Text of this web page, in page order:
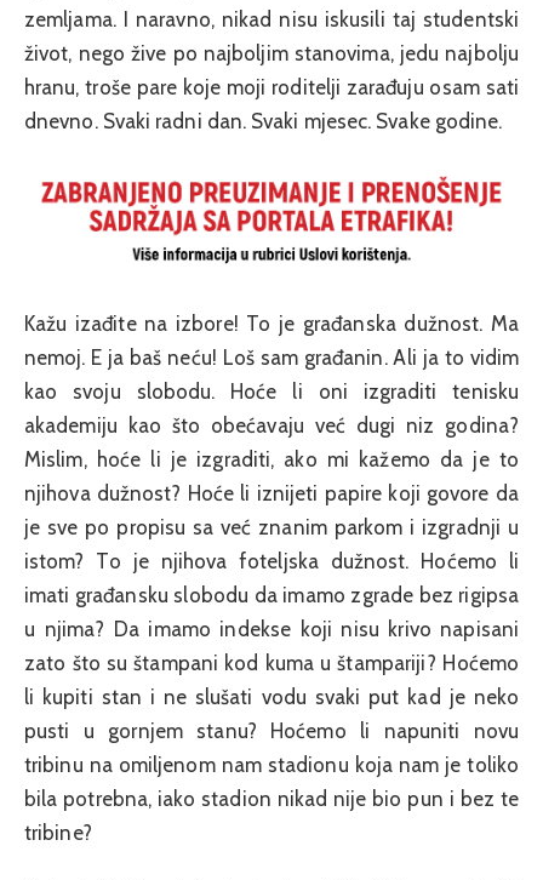
zemljama. I naravno, nikad nisu iskusili taj studentski
život, nego žive po najboljim stanovima, jedu najbolju
hranu, troše pare koje moji roditelji zarađuju osam sati
dnevno. Svaki radni dan. Svaki mjesec. Svake godine.
Kažu izađite na izbore! To je građanska dužnost. Ma
nemoj. E ja baš neću! Loš sam građanin. Ali ja to vidim
kao svoju slobodu. Hoće li oni izgraditi tenisku
akademiju kao što obećavaju već dugi niz godina?
Mislim, hoće li je izgraditi, ako mi kažemo da je to
njihova dužnost? Hoće li iznijeti papire koji govore da
je sve po propisu sa već znanim parkom i izgradnji u
istom? To je njihova foteljska dužnost. Hoćemo li
imati građansku slobodu da imamo zgrade bez rigipsa
u njima? Da imamo indekse koji nisu krivo napisani
zato što su štampani kod kuma u štampariji? Hoćemo
li kupiti stan i ne slušati vodu svaki put kad je neko
pusti u gornjem stanu? Hoćemo li napuniti novu
tribinu na omiljenom nam stadionu koja nam je toliko
bila potrebna, iako stadion nikad nije bio pun i bez te
tribine?